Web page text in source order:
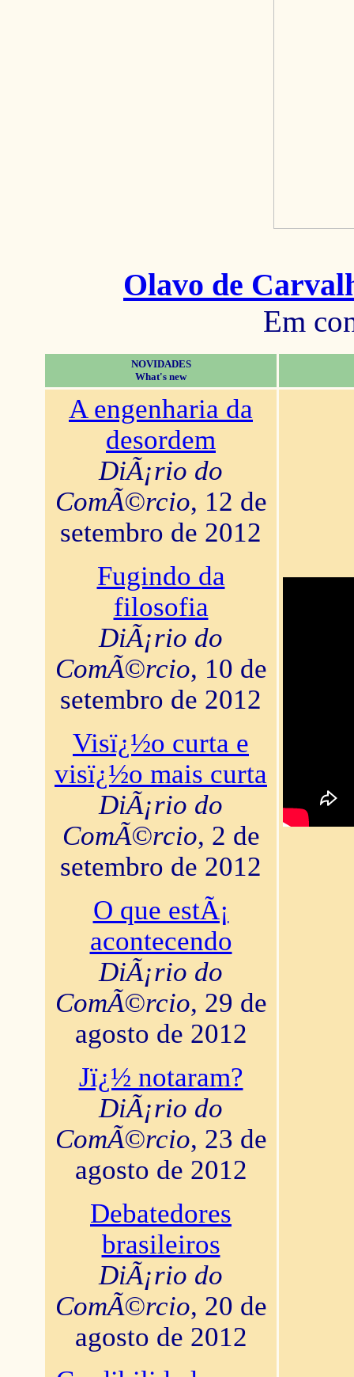
Olavo de
Em
NOVIDADES
What's new
A engenharia da
desordem
DiÃ¡rio do
ComÃ©rcio, 12 de
setembro de 2012
Fugindo da
filosofia
DiÃ¡rio do
ComÃ©rcio, 10 de
setembro de 2012
Visï¿½o curta e
visï¿½o mais curta
DiÃ¡rio do
ComÃ©rcio, 2 de
setembro de 2012
O que estÃ¡
acontecendo
DiÃ¡rio do
ComÃ©rcio, 29 de
agosto de 2012
Jï¿½ notaram?
DiÃ¡rio do
ComÃ©rcio, 23 de
agosto de 2012
Debatedores
brasileiros
DiÃ¡rio do
ComÃ©rcio, 20 de
agosto de 2012